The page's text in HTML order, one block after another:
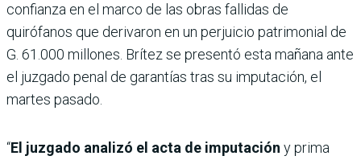
confianza en el marco de las obras fallidas de
quirófanos que derivaron en un perjuicio patrimonial de
G. 61.000 millones. Brítez se presentó esta mañana ante
el juzgado penal de garantías tras su imputación, el
martes pasado.
“El juzgado analizó el acta de imputación y prima